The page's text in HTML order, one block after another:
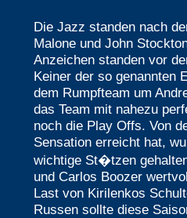
Die Jazz standen nach
Malone und John
Anzeichen standen vor
Keiner der so genannten
dem Rumpfteam um
das Team mit nahezu
noch die Play Offs. Von
Sensation erreicht hat,
wichtige St�tzen
und Carlos Boozer
Last von Kirilenkos
Russen sollte diese